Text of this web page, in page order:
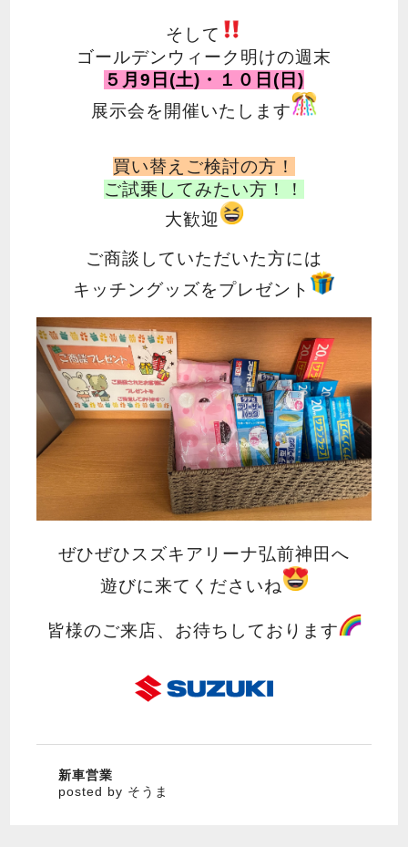
そして
ゴールデンウィーク明けの週末
５月9日(土)・１０日(日)
展示会を開催いたします
買い替えご検討の方！
ご試乗してみたい方！！
大歓迎
ご商談していただいた方には
キッチングッズをプレゼント
ぜひぜひスズキアリーナ弘前神田へ
遊びに来てくださいね
皆様のご来店、お待ちしております
新車営業
posted by そうま